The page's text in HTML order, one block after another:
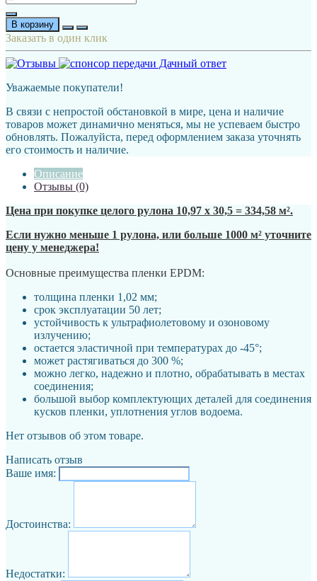
В корзину
Заказать в один клик
Уважаемые покупатели!
В связи с непростой обстановкой в мире, цена и наличие
товаров может динамично меняться, мы не успеваем быстро
обновлять. Пожалуйста, перед оформлением заказа уточнять
его стоимость и наличие.
Описание
Отзывы (0)
Цена при покупке целого рулона 10,97 х 30,5 = 334,58 м².
Если нужно меньше 1 рулона, или больше 1000 м² уточните
цену у менеджера!
Основные преимущества пленки EPDM:
толщина пленки 1,02 мм;
срок эксплуатации 50 лет;
устойчивость к ультрафиолетовому и озоновому
излучению;
остается эластичной при температурах до -45°;
может растягиваться до 300 %;
можно легко, надежно и плотно, обрабатывать в местах
соединения;
большой выбор комплектующих деталей для соединения
кусков пленки, уплотнения углов водоема.
Нет отзывов об этом товаре.
Написать отзыв
Ваше имя:
Достоинства:
Недостатки: